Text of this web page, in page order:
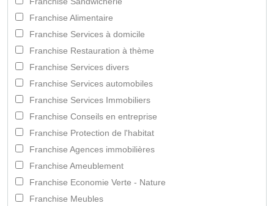
Franchise Alimentaire
Franchise Services à domicile
Franchise Restauration à thème
Franchise Services divers
Franchise Services automobiles
Franchise Services Immobiliers
Franchise Conseils en entreprise
Franchise Protection de l'habitat
Franchise Agences immobilières
Franchise Ameublement
Franchise Economie Verte - Nature
Franchise Meubles